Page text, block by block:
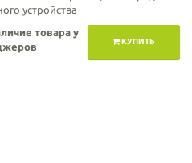
устройства
КУПИТЬ
товара у